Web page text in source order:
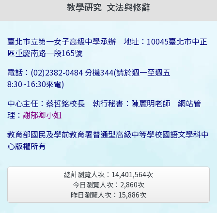
教學研究 文法與修辭
臺北市立第一女子高級中學承辦 地址：10045臺北市中正
區重慶南路一段165號
電話：(02)2382-0484 分機344(請於週一至週五
8:30~16:30來電)
中心主任：蔡哲銘校長 執行秘書：陳麗明老師 網站管
理： 謝郁卿小姐
教育部國民及學前教育署普通型高級中等學校國語文學科中
心版權所有
總計瀏覽人次： 14,401,564次
今日瀏覽人次： 2,860次
昨日瀏覽人次： 15,886次